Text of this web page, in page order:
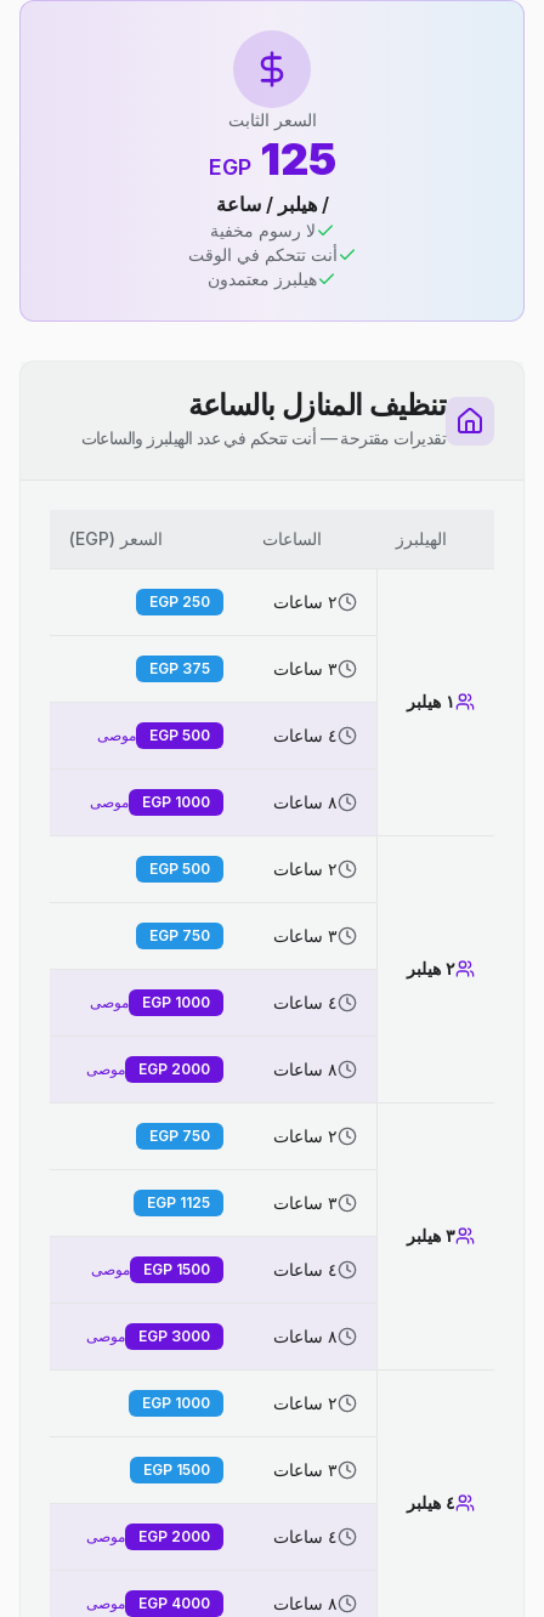
السعر الثابت
125
EGP
/ هيلبر / ساعة
لا رسوم مخفية
أنت تتحكم في الوقت
هيلبرز معتمدون
تنظيف المنازل بالساعة
تقديرات مقترحة — أنت تتحكم في عدد الهيلبرز والساعات
الهيلبرز الساعات السعر (EGP)
١ هيلبر
٢ ساعات 250
٣ ساعات 375
٤ ساعات 500 موصى
٨ ساعات 1000 موصى
٢ هيلبر
٢ ساعات 500
٣ ساعات 750
٤ ساعات 1000 موصى
٨ ساعات 2000 موصى
٣ هيلبر
٢ ساعات 750
٣ ساعات 1125
٤ ساعات 1500 موصى
٨ ساعات 3000 موصى
٤ هيلبر
٢ ساعات 1000
٣ ساعات 1500
٤ ساعات 2000 موصى
٨ ساعات 4000 موصى